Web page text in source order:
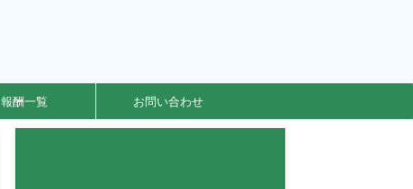
報酬一覧 お問い合わせ